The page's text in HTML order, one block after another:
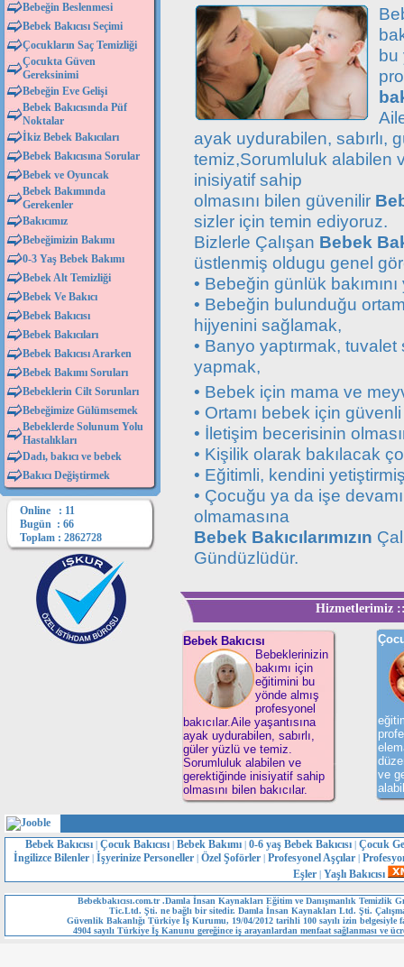
Bebeğin Beslenmesi
Bebek Bakıcısı Seçimi
Çocukların Saç Temizliği
Çocukta Güven
Gereksinimi
Bebeğin Eve Gelişi
Bebek Bakıcısında Püf
Noktalar
İkiz Bebek Bakıcıları
Bebek Bakıcısına Sorular
Bebek ve Oyuncak
Bebek Bakımında
Gerekenler
Bakıcımız
Bebeğimizin Bakımı
0-3 Yaş Bebek Bakımı
Bebek Alt Temizliği
Bebek Ve Bakıcı
Bebek Bakıcısı
Bebek Bakıcıları
Bebek Bakıcısı Ararken
Bebek Bakımı Soruları
Bebeklerin Cilt Sorunları
Bebeğimize Gülümsemek
Bebeklerde Solunum Yolu
Hastalıkları
Dadı, bakıcı ve bebek
Bakıcı Değiştirmek
Online : 11
Bugün : 66
Toplam : 2862728
bu
ayak uydurabilen, sabırlı,
temiz,Sorumluluk alabilen
inisiyatif sahip
olmasını bilen güvenilir
sizler için temin ediyoruz.
Bizlerle Çalışan Bebek
üstlenmiş oldugu genel
• Bebeğin günlük
• Bebeğin bulunduğu
hijyenini sağlamak,
• Banyo yaptırmak, tuvalet
yapmak,
• Bebek için mama ve
• Ortamı bebek için
• İletişim becerisinin
• Kişilik olarak bakılacak
• Eğitimli, kendini
• Çocuğu ya da işe
olmamasına
Bebek Bakıcılarımızın
Gündüzlüdür.
Hizmetlerimiz ::
Bebek Bakıcısı
Bebeklerinizin
bakımı için
eğitimini bu
yönde almış
profesyonel
bakıcılar.Aile yaşantısına
ayak uydurabilen, sabırlı,
güler yüzlü ve temiz.
Sorumluluk alabilen ve
gerektiğinde inisiyatif sahip
olmasını bilen bakıcılar.
ve
Bebek Bakıcısı | Çocuk Bakıcısı | Bebek Bakımı | 0-6 yaş Bebek Bakıcısı | Çocuk
İngilizce Bilenler | İşyerinize Personeller | Özel Şoförler | Profesyonel Aşçılar |
Eşler| Yaşlı Bakıcısı
Bebekbakıcısı.com.tr .Damla İnsan Kaynakları Eğitim ve Danışmanlık Temizlik
Tic.Ltd. Şti. ne bağlı bir sitedir. Damla İnsan Kaynakları Ltd. Şti.
Güvenlik Bakanlığı Türkiye İş Kurumu, 19/04/2012 tarihli 100 sayılı izin belgesiyle
4904 sayılı Türkiye İş Kanunu gereğince iş arayanlardan menfaat sağlanması ve